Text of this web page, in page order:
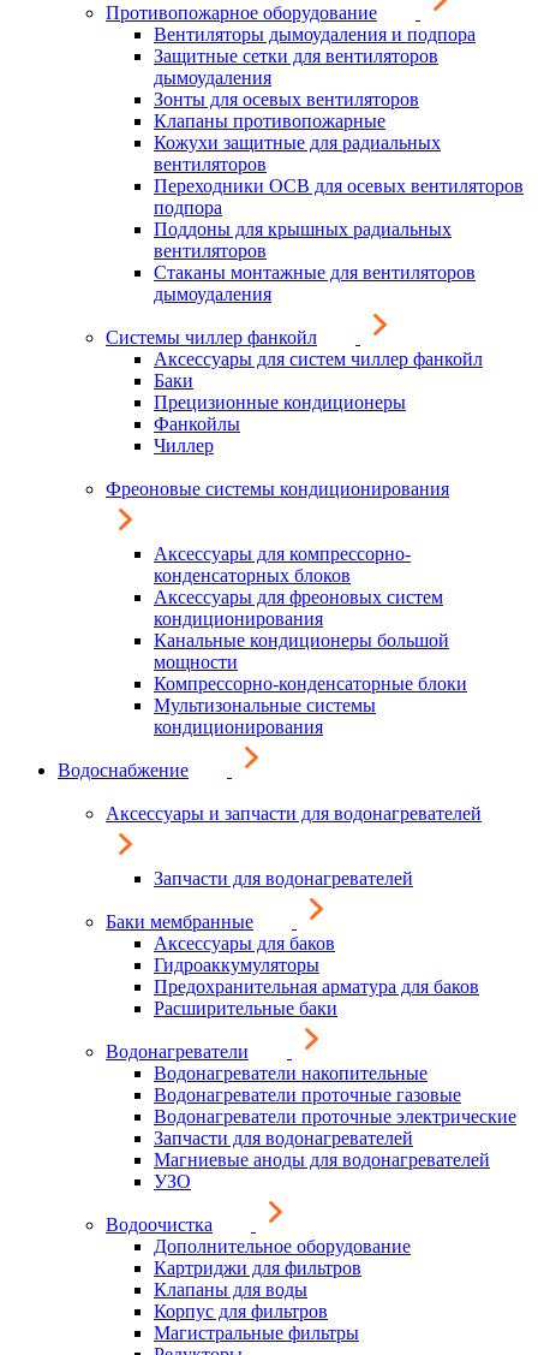
Противопожарное оборудование
Вентиляторы дымоудаления и подпора
Защитные сетки для вентиляторов
дымоудаления
Зонты для осевых вентиляторов
Клапаны противопожарные
Кожухи защитные для радиальных
вентиляторов
Переходники ОСВ для осевых вентиляторов
подпора
Поддоны для крышных радиальных
вентиляторов
Стаканы монтажные для вентиляторов
дымоудаления
Системы чиллер фанкойл
Аксессуары для систем чиллер фанкойл
Баки
Прецизионные кондиционеры
Фанкойлы
Чиллер
Фреоновые системы кондиционирования
Аксессуары для компрессорно-
конденсаторных блоков
Аксессуары для фреоновых систем
кондиционирования
Канальные кондиционеры большой
мощности
Компрессорно-конденсаторные блоки
Мультизональные системы
кондиционирования
Водоснабжение
Аксессуары и запчасти для водонагревателей
Запчасти для водонагревателей
Баки мембранные
Аксессуары для баков
Гидроаккумуляторы
Предохранительная арматура для баков
Расширительные баки
Водонагреватели
Водонагреватели накопительные
Водонагреватели проточные газовые
Водонагреватели проточные электрические
Запчасти для водонагревателей
Магниевые аноды для водонагревателей
УЗО
Водоочистка
Дополнительное оборудование
Картриджи для фильтров
Клапаны для воды
Корпус для фильтров
Магистральные фильтры